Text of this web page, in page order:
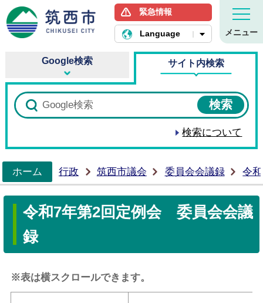
筑西市ホームページ
緊急情報
Language メニュー
Google検索 サイト内検索
検索について
ホーム
行政 筑西市議会 委員会会議録 令
令和7年第2回定例会 委員会会議
録
※表は横スクロールできます。